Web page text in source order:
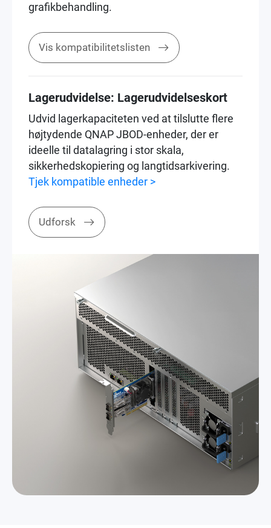
grafikbehandling.
Vis kompatibilitetslisten
Lagerudvidelse: Lagerudvidelseskort
Udvid lagerkapaciteten ved at tilslutte flere
højtydende QNAP JBOD-enheder, der er
ideelle til datalagring i stor skala,
sikkerhedskopiering og langtidsarkivering.
Tjek kompatible enheder >
Udforsk